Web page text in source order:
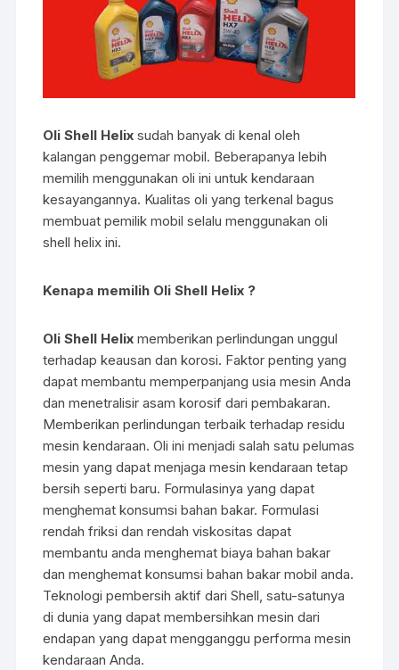
Oli Shell Helix sudah banyak di kenal oleh
kalangan penggemar mobil. Beberapanya lebih
memilih menggunakan oli ini untuk kendaraan
kesayangannya. Kualitas oli yang terkenal bagus
membuat pemilik mobil selalu menggunakan oli
shell helix ini.
Kenapa memilih Oli Shell Helix ?
Oli Shell Helix memberikan perlindungan unggul
terhadap keausan dan korosi. Faktor penting yang
dapat membantu memperpanjang usia mesin Anda
dan menetralisir asam korosif dari pembakaran.
Memberikan perlindungan terbaik terhadap residu
mesin kendaraan. Oli ini menjadi salah satu pelumas
mesin yang dapat menjaga mesin kendaraan tetap
bersih seperti baru. Formulasinya yang dapat
menghemat konsumsi bahan bakar. Formulasi
rendah friksi dan rendah viskositas dapat
membantu anda menghemat biaya bahan bakar
dan menghemat konsumsi bahan bakar mobil anda.
Teknologi pembersih aktif dari Shell, satu-satunya
di dunia yang dapat membersihkan mesin dari
endapan yang dapat mengganggu performa mesin
kendaraan Anda.